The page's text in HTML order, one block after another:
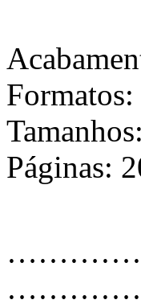
Páginas: